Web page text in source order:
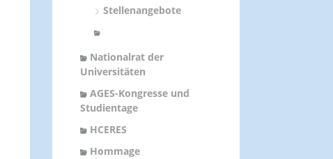
Stellenangebote
Nationalrat der
Universitäten
AGES-Kongresse und
Studientage
HCERES
Hommage